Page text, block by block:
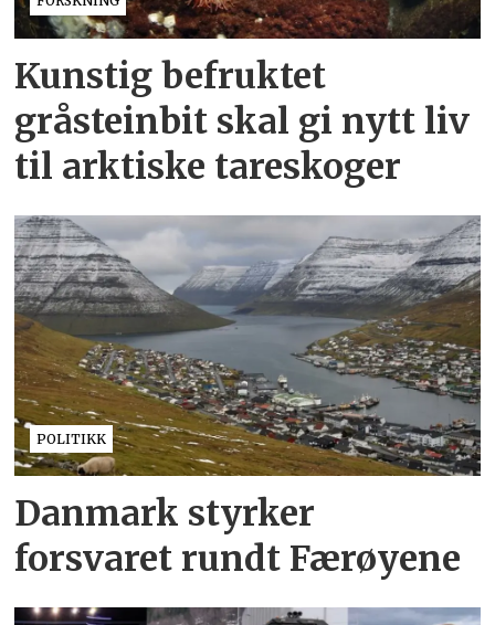
Kunstig befruktet
gråsteinbit skal gi nytt liv
til arktiske tareskoger
POLITIKK
Danmark styrker
forsvaret rundt Færøyene